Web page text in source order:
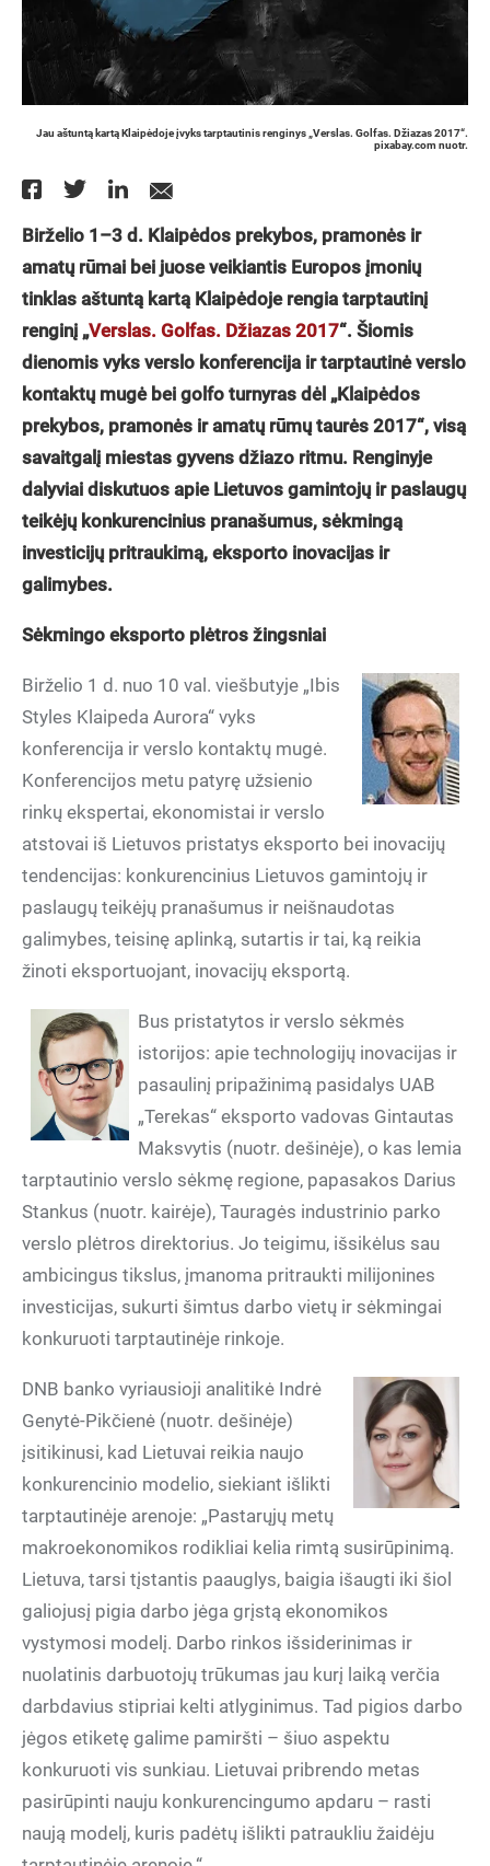
Jau aštuntą kartą Klaipėdoje įvyks tarptautinis renginys „Verslas. Golfas. Džiazas 2017“.
pixabay.com nuotr.
Birželio 1–3 d. Klaipėdos prekybos, pramonės ir
amatų rūmai bei juose veikiantis Europos įmonių
tinklas aštuntą kartą Klaipėdoje rengia tarptautinį
renginį „Verslas. Golfas. Džiazas 2017“. Šiomis
dienomis vyks verslo konferencija ir tarptautinė verslo
kontaktų mugė bei golfo turnyras dėl „Klaipėdos
prekybos, pramonės ir amatų rūmų taurės 2017“, visą
savaitgalį miestas gyvens džiazo ritmu. Renginyje
dalyviai diskutuos apie Lietuvos gamintojų ir paslaugų
teikėjų konkurencinius pranašumus, sėkmingą
investicijų pritraukimą, eksporto inovacijas ir
galimybes.
Sėkmingo eksporto plėtros žingsniai
Birželio 1 d. nuo 10 val. viešbutyje „Ibis
Styles Klaipeda Aurora“ vyks
konferencija ir verslo kontaktų mugė.
Konferencijos metu patyrę užsienio
rinkų ekspertai, ekonomistai ir verslo
atstovai iš Lietuvos pristatys eksporto bei inovacijų
tendencijas: konkurencinius Lietuvos gamintojų ir
paslaugų teikėjų pranašumus ir neišnaudotas
galimybes, teisinę aplinką, sutartis ir tai, ką reikia
žinoti eksportuojant, inovacijų eksportą.
Bus pristatytos ir verslo sėkmės
istorijos: apie technologijų inovacijas ir
pasaulinį pripažinimą pasidalys UAB
„Terekas“ eksporto vadovas Gintautas
Maksvytis (nuotr. dešinėje), o kas lemia
tarptautinio verslo sėkmę regione, papasakos Darius
Stankus (nuotr. kairėje), Tauragės industrinio parko
verslo plėtros direktorius. Jo teigimu, išsikėlus sau
ambicingus tikslus, įmanoma pritraukti milijonines
investicijas, sukurti šimtus darbo vietų ir sėkmingai
konkuruoti tarptautinėje rinkoje.
DNB banko vyriausioji analitikė Indrė
Genytė-Pikčienė (nuotr. dešinėje)
įsitikinusi, kad Lietuvai reikia naujo
konkurencinio modelio, siekiant išlikti
tarptautinėje arenoje: „Pastarųjų metų
makroekonomikos rodikliai kelia rimtą susirūpinimą.
Lietuva, tarsi tįstantis paauglys, baigia išaugti iki šiol
galiojusį pigia darbo jėga grįstą ekonomikos
vystymosi modelį. Darbo rinkos išsiderinimas ir
nuolatinis darbuotojų trūkumas jau kurį laiką verčia
darbdavius stipriai kelti atlyginimus. Tad pigios darbo
jėgos etiketę galime pamiršti – šiuo aspektu
konkuruoti vis sunkiau. Lietuvai pribrendo metas
pasirūpinti nauju konkurencingumo apdaru – rasti
naują modelį, kuris padėtų išlikti patraukliu žaidėju